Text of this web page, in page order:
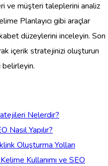
ve müşteri taleplerini analiz
Planlayıcı gibi araçlar
düzeylerini inceleyin. Son
içerik stratejinizi oluşturun
Nelerdir?
Nasıl Yapılır?
Oluşturma Yolları
Kullanımı ve SEO